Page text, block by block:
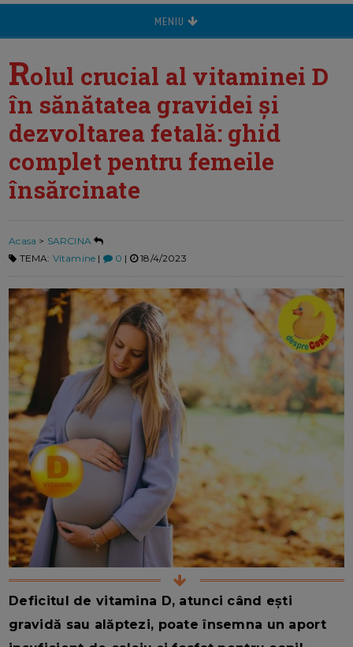
MENIU
Rolul crucial al vitaminei D
în sănătatea gravidei și
dezvoltarea fetală: ghid
complet pentru femeile
însărcinate
Acasa > SARCINA
TEMA: Vitamine | 0 | 18/4/2023
Deficitul de vitamina D, atunci când ești
gravidă sau alăptezi, poate însemna un aport